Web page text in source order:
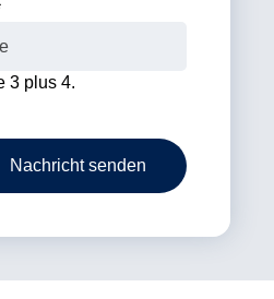
3 plus 4.
Nachricht senden